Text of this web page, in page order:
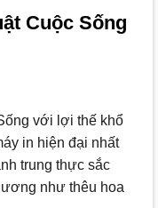
Cuộc Sống
với lợi thế khổ
in hiện đại nhất
trung thực sắc
như thêu hoa